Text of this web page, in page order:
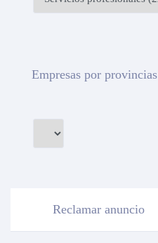
Empresas por provincias
Reclamar anuncio